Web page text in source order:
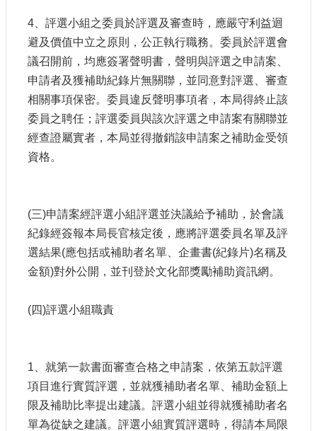
4、評選小組之委員於評選及審查時，應嚴守利益迴
避及價值中立之原則，公正執行職務。委員於評選會
議召開前，均應簽署聲明書，聲明與評選之申請案、
申請者及獲補助紀錄片無關聯，並同意對評選、審查
相關事項保密。委員違反聲明事項者，本局得終止該
委員之聘任；評選委員與該次評選之申請案有關聯並
經查證屬實者，本局並得撤銷該申請案之補助金受領
資格。
(三)申請案經評選小組評選並決議給予補助，於會議
紀錄經簽報本局長官核定後，應將評選委員名單及評
選結果(應包括或補助者名單、企畫書(紀錄片)名稱及
金額)對外公開，並刊登於文化部獎勵補助資訊網。
(四)評選小組職責
1、就第一款書面審查合格之申請案，依第五款評選
項目進行實質評選，並就獲補助者名單、補助金額上
限及補助比率提出建議。評選小組並得就獲補助者名
單為從缺之建議。評選小組實質評選時，得請本局限